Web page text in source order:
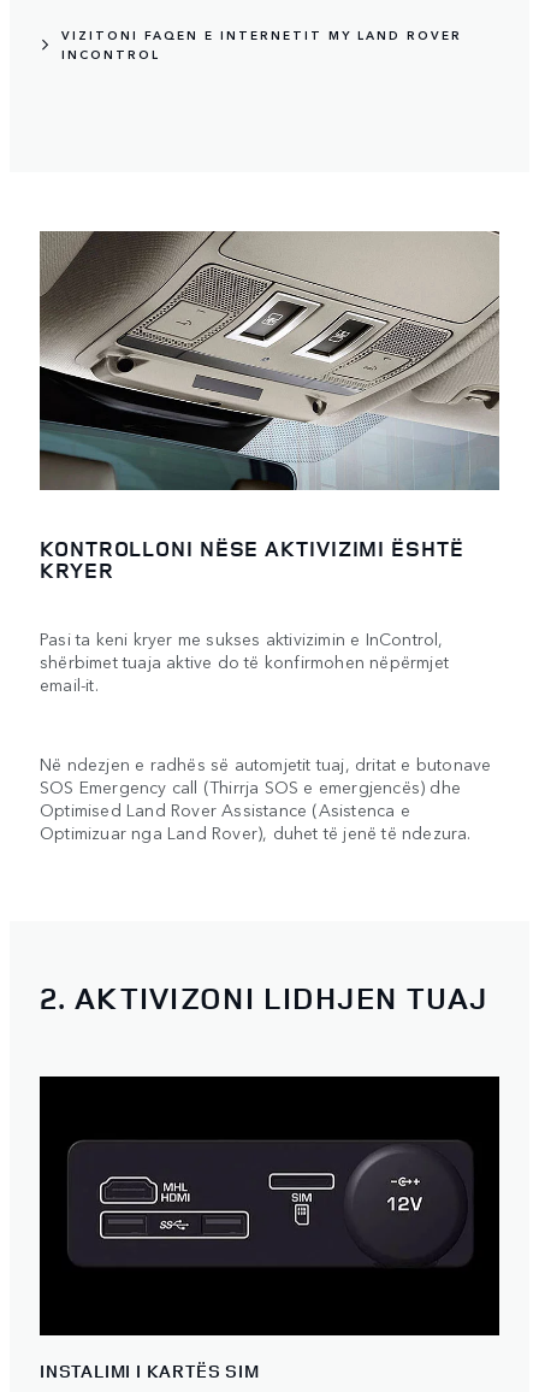
VIZITONI FAQEN E INTERNETIT MY LAND ROVER
INCONTROL
KONTROLLONI NËSE AKTIVIZIMI ËSHTË
KRYER
Pasi ta keni kryer me sukses aktivizimin e InControl,
shërbimet tuaja aktive do të konfirmohen nëpërmjet
email-it.
Në ndezjen e radhës së automjetit tuaj, dritat e butonave
SOS Emergency call (Thirrja SOS e emergjencës) dhe
Optimised Land Rover Assistance (Asistenca e
Optimizuar nga Land Rover), duhet të jenë të ndezura.
2. AKTIVIZONI LIDHJEN TUAJ
INSTALIMI I KARTËS SIM